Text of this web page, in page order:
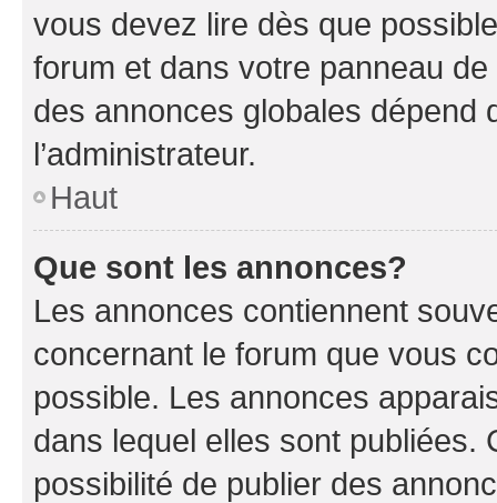
vous devez lire dès que
forum et dans votre panneau
des annonces globales dépend
l’administrateur.
Haut
Que sont les annonces?
Les annonces contiennent
concernant le forum que vous
possible. Les annonces
dans lequel elles sont publiées.
possibilité de publier des